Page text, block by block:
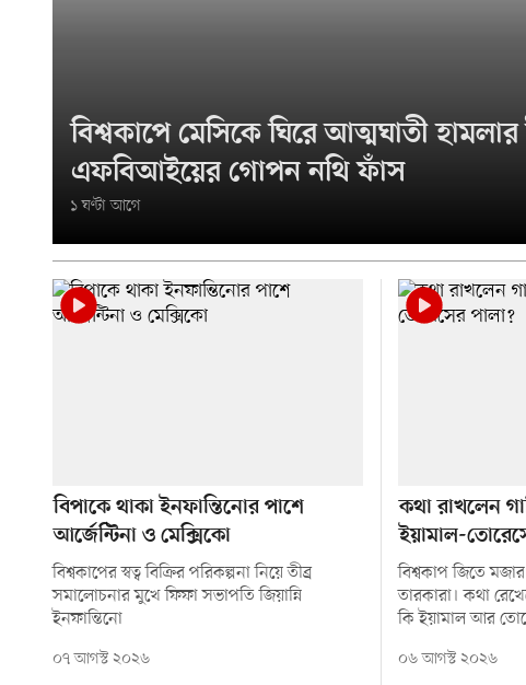
বিশ্বকাপে মেসিকে ঘিরে আত্মঘাতী হামলার
এফবিআইয়ের গোপন নথি ফাঁস
১ ঘণ্টা আগে
বিপাকে থাকা ইনফান্তিনোর পাশে
আর্জেন্টিনা ও মেক্সিকো
বিশ্বকাপের স্বত্ব বিক্রির পরিকল্পনা নিয়ে তীব্র
সমালোচনার মুখে ফিফা সভাপতি জিয়ান্নি
ইনফান্তিনো
০৭ আগস্ট ২০২৬
কথা রাখলেন
ইয়ামাল-
বিশ্বকাপ জিতে
তারকারা। কথা
কি ইয়ামাল আর
০৬ আগস্ট ২০২৬